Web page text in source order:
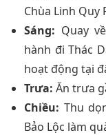
Chùa Linh Quy
Sáng: Quay
hành đi Thác
hoạt động tại
Trưa: Ăn trưa
Chiều: Thu
Bảo Lộc làm